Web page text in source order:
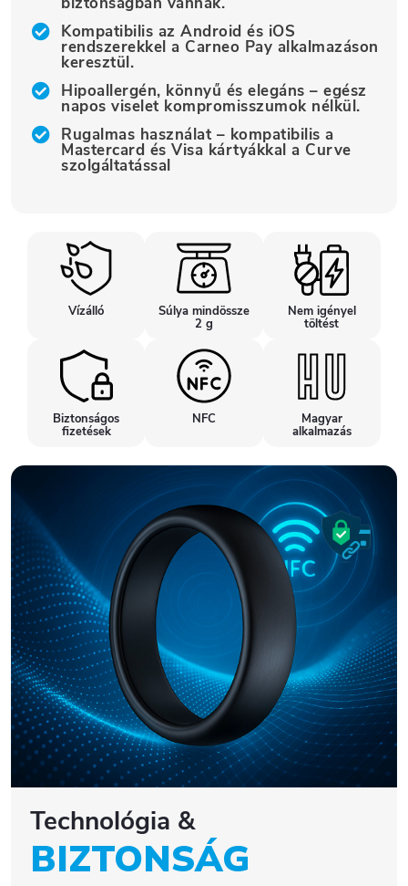
Kompatibilis az Android és iOS
rendszerekkel a Carneo Pay alkalmazáson
keresztül.
Hipoallergén, könnyű és elegáns – egész
napos viselet kompromisszumok nélkül.
Rugalmas használat – kompatibilis a
Mastercard és Visa kártyákkal a Curve
szolgáltatással
Vízálló Súlya mindössze
2 g
Nem igényel
töltést
Biztonságos
fizetések
NFC Magyar
alkalmazás
Technológia &
BIZTONSÁG